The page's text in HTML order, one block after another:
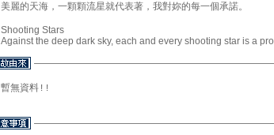
美麗的天海，一顆顆流星就代表著，我對妳的每一個承諾。
Shooting Stars
Against the deep dark sky, each and every shooting star is a
暫無資料!!